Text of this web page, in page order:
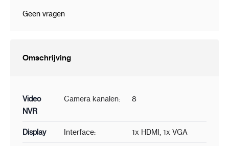
Geen vragen
Omschrijving
Video
NVR
Camera kanalen: 8
Display Interface: 1x HDMI, 1x VGA